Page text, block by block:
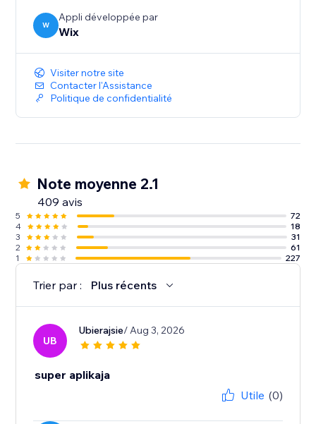
W
Appli développée par
Wix
Visiter notre site
Contacter l'Assistance
Politique de confidentialité
Note moyenne 2.1
409 avis
5
72
4
18
3
31
2
61
1
227
Trier par : Plus récents
UB
Ubierajsie/ Aug 3, 2026
super aplikaja
Utile (0)